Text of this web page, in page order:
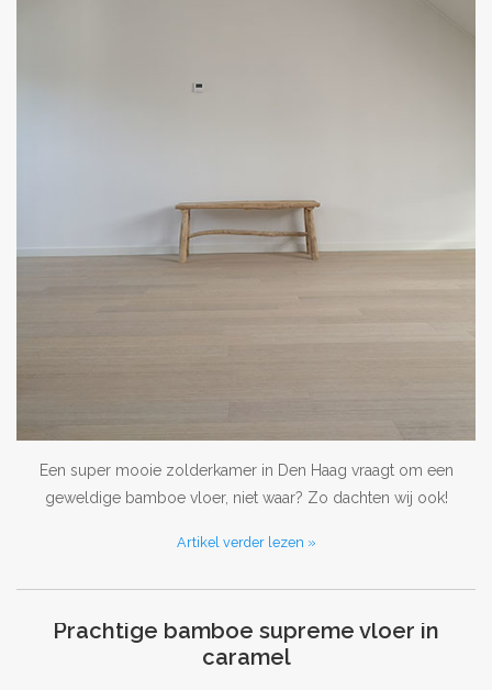
Een super mooie zolderkamer in Den Haag vraagt om een
geweldige bamboe vloer, niet waar? Zo dachten wij ook!
Artikel verder lezen »
Prachtige bamboe supreme vloer in
caramel